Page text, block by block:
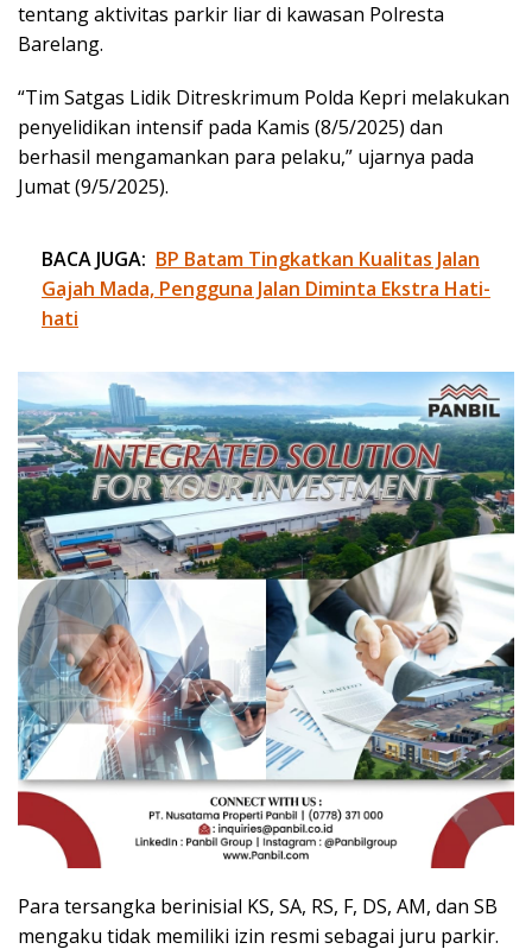
tentang aktivitas parkir liar di kawasan Polresta
Barelang.
“Tim Satgas Lidik Ditreskrimum Polda Kepri melakukan
penyelidikan intensif pada Kamis (8/5/2025) dan
berhasil mengamankan para pelaku,” ujarnya pada
Jumat (9/5/2025).
BACA JUGA: BP Batam Tingkatkan Kualitas Jalan
Gajah Mada, Pengguna Jalan Diminta Ekstra Hati-
hati
Para tersangka berinisial KS, SA, RS, F, DS, AM, dan SB
mengaku tidak memiliki izin resmi sebagai juru parkir.